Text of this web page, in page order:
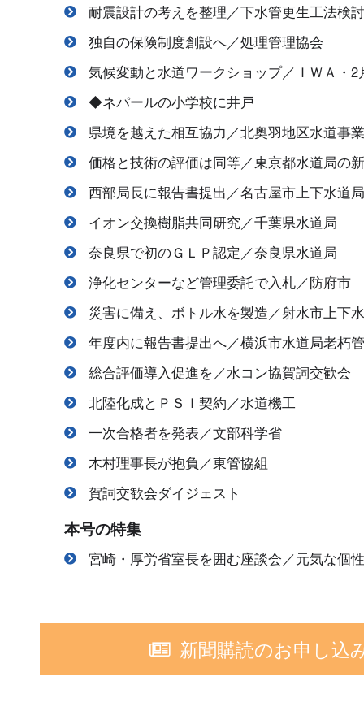
耐震設計の考えを整理／下水管更生工法検
独自の保険制度創設へ／処理管理協会
気候変動と水道ワークショップ／ＩＷＡ・2
◆ネパールの小学校に井戸
県境を越えた相互協力／北奥羽地区水道事
価格と技術の評価は同等／東京都水道局の
西部局長に報告書提出／名古屋市上下水道
イオン交換樹脂共同研究／千葉県水道局
奈良県で初のＧＬＰ認定／奈良県水道局
浄化センターなど管理委託で入札／防府市
災害に備え、ボトル水を製造／射水市上下
年度内に報告書提出へ／横浜市水道局老朽
総合評価導入促進を／水コン協賀詞交歓会
北陸化成とＰＳＩ契約／水道機工
一次合格者を発表／文部科学省
木村理事長が抱負／東管協組
賀詞交歓会ダイジェスト
本号の特集
宮崎・厚労省室長を囲む座談会／元気な個
新聞購読のお申し込